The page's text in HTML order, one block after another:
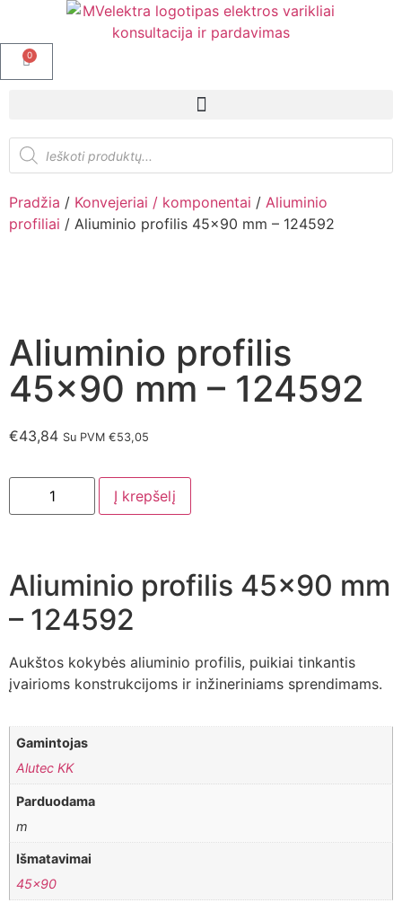
0
Pradžia / Konvejeriai / komponentai / Aliuminio
profiliai / Aliuminio profilis 45×90 mm – 124592
Aliuminio profilis
45×90 mm – 124592
€43,84 Su PVM €53,05
Į krepšelį
Aliuminio profilis 45×90 mm
– 124592
Aukštos kokybės aliuminio profilis, puikiai tinkantis
įvairioms konstrukcijoms ir inžineriniams sprendimams.
Gamintojas
Alutec KK
Parduodama
m
Išmatavimai
45×90